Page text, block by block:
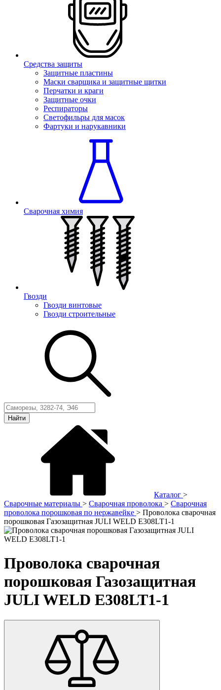
Средства защиты
Защитные пластины
Маски сварщика и защитные щитки
Перчатки и краги
Защитные очки
Респираторы
Светофильры для масок
Фартуки и нарукавники
Сварочная химия
Гвозди
Гвозди винтовые
Гвозди строительные
Найти
Каталог >
Сварочные материалы > Сварочная проволока > Сварочная
проволока порошковая по нержавейке > Проволока сварочная
порошковая Газозащитная JULI WELD E308LT1-1
Проволока сварочная
порошковая Газозащитная
JULI WELD E308LT1-1